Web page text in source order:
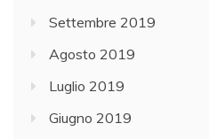
Settembre 2019
Agosto 2019
Luglio 2019
Giugno 2019